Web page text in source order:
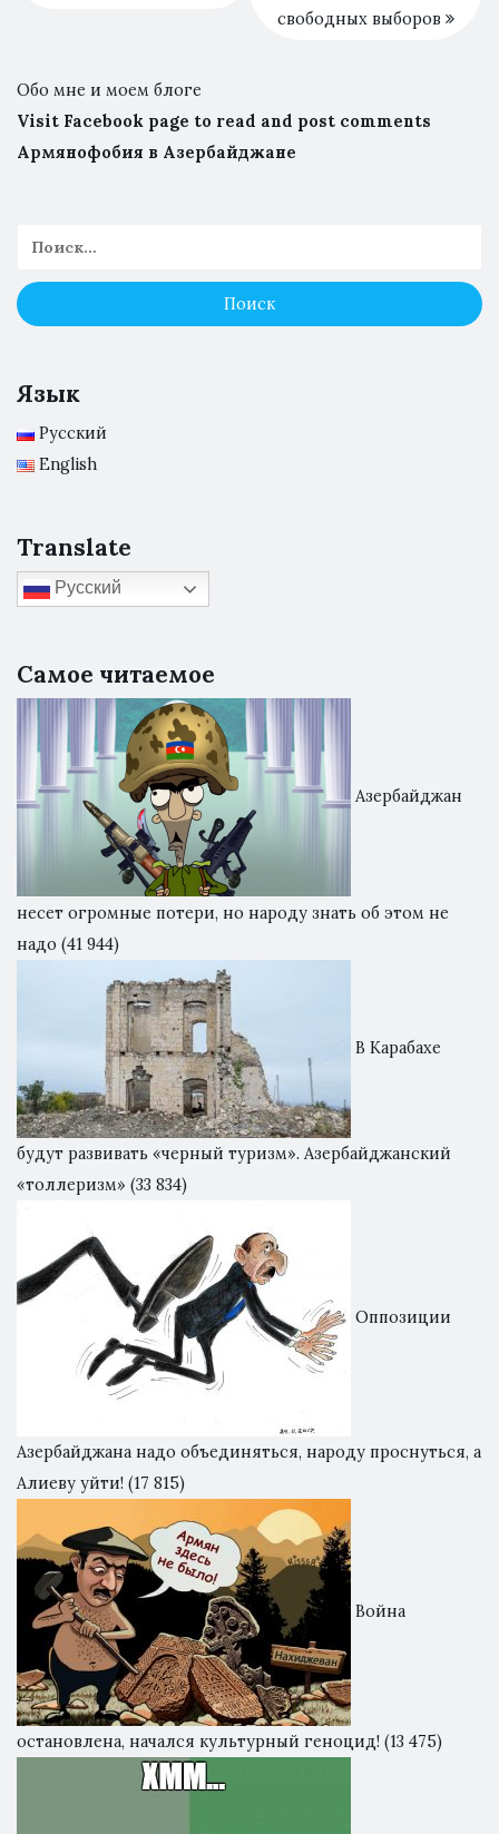
свободных выборов
Обо мне и моем блоге
Visit Facebook page to read and post comments
Армянофобия в Азербайджане
Язык
Русский
English
Translate
Русский
Самое читаемое
Азербайджан
несет огромные потери, но народу знать об этом не
надо (41 944)
В Карабахе
будут развивать «черный туризм». Азербайджанский
«толлеризм» (33 834)
Оппозиции
Азербайджана надо объединяться, народу проснуться, а
Алиеву уйти! (17 815)
Война
остановлена, начался культурный геноцид! (13 475)